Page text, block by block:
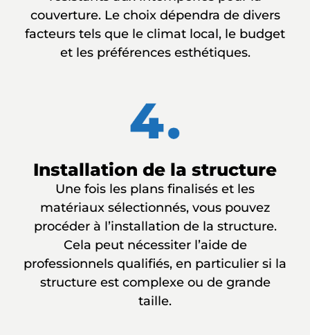
couverture. Le choix dépendra de divers
facteurs tels que le climat local, le budget
et les préférences esthétiques.
Installation de la structure
Une fois les plans finalisés et les
matériaux sélectionnés, vous pouvez
procéder à l’installation de la structure.
Cela peut nécessiter l’aide de
professionnels qualifiés, en particulier si la
structure est complexe ou de grande
taille.